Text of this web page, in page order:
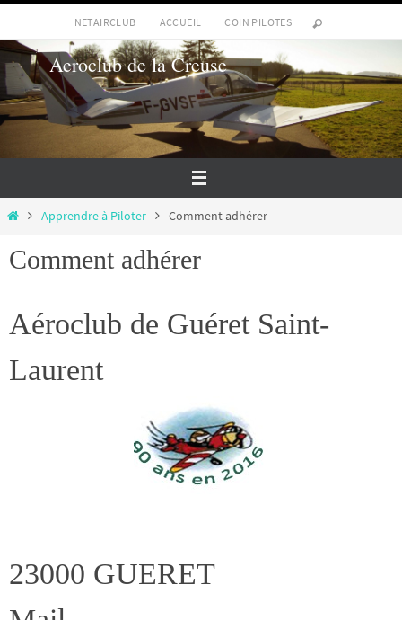
vers
contenu
NETAIRCLUB ACCUEIL COIN PILOTES
Aeroclub de la Creuse
HomeApprendre à Piloter Comment adhérer
Comment adhérer
Aéroclub de Guéret Saint-
Laurent
23000 GUERET